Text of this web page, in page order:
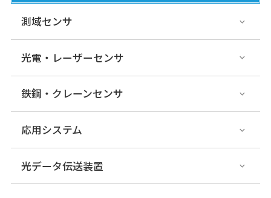
測域センサ
光電・レーザーセンサ
鉄鋼・クレーンセンサ
応用システム
光データ伝送装置